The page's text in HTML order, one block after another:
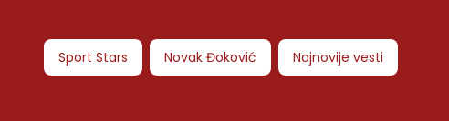
Sport Stars Novak Đoković Najnovije vesti